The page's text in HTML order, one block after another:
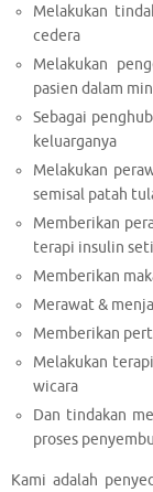
Melakukan
cedera
Melakukan
pasien dalam
Sebagai
keluarganya
Melakukan
semisal patah
Memberikan
terapi insulin
Memberikan
Merawat &
Memberikan
Melakukan
wicara
Dan tindakan
proses
Kami adalah